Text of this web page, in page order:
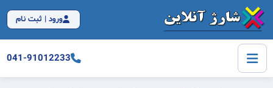
ورود | ثبت نام
041-91012233